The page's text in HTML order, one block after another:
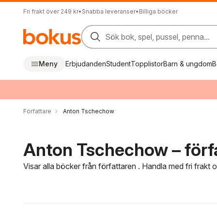
Fri frakt över 249 kr• Snabba leveranser• Billiga böcker
Sök bok, spel, pussel, penna...
Meny ErbjudandenStudentTopplistorBarn & ungdom
Författare Anton Tschechow
Anton Tschechow –
Visar alla böcker från författaren . Handla med fri frakt